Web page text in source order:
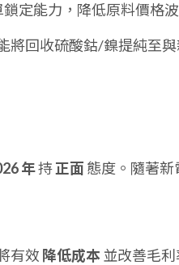
鎖定能力，降低原料價格
將回收硫酸鈷/鎳提純至
年持正面 態度。隨著
有效 降低成本 並改善毛